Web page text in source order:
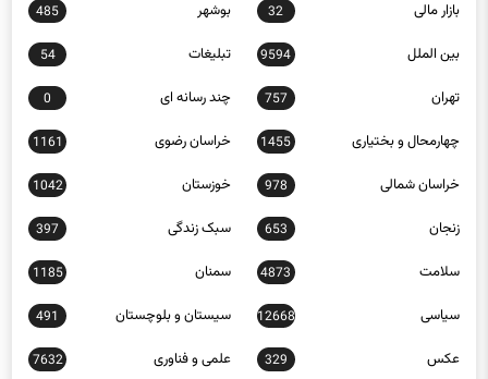
بین الملل 9594 تبلیغات 54
تهران 757 چند رسانه ای 0
چهارمحال و بختیاری 1455 خراسان رضوی 1161
خراسان شمالی 978 خوزستان 1042
زنجان 653 سبک زندگی 397
سلامت 4873 سمنان 1185
سیاسی 12668 سیستان و بلوچستان 491
عکس 329 علمی و فناوری 7632
فارس 1244 فرهنگ و هنر 23256